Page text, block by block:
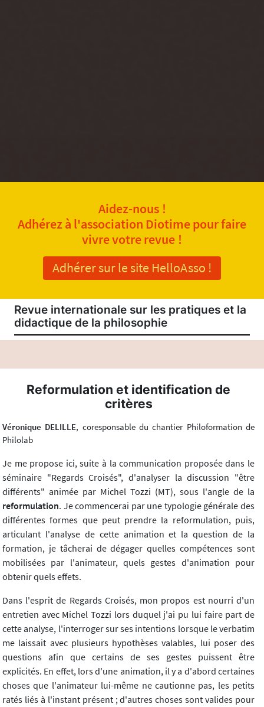
Aidez-nous !
Adhérez à l'association Diotime pour faire
vivre votre revue !
Adhérer sur le site HelloAsso !
Revue internationale sur les pratiques et la
didactique de la philosophie
Reformulation et identification de
critères
Véronique DELILLE, coresponsable du chantier Philoformation de
Philolab
Je me propose ici, suite à la communication proposée dans le
séminaire "Regards Croisés", d'analyser la discussion "être
différents" animée par Michel Tozzi (MT), sous l'angle de la
reformulation. Je commencerai par une typologie générale des
différentes formes que peut prendre la reformulation, puis,
articulant l'analyse de cette animation et la question de la
formation, je tâcherai de dégager quelles compétences sont
mobilisées par l'animateur, quels gestes d'animation pour
obtenir quels effets.
Dans l'esprit de Regards Croisés, mon propos est nourri d'un
entretien avec Michel Tozzi lors duquel j'ai pu lui faire part de
cette analyse, l'interroger sur ses intentions lorsque le verbatim
me laissait avec plusieurs hypothèses valables, lui poser des
questions afin que certains de ses gestes puissent être
explicités. En effet, lors d'une animation, il y a d'abord certaines
choses que l'animateur lui-même ne cautionne pas, les petits
ratés liés à l'instant présent ; d'autres choses sont valides pour